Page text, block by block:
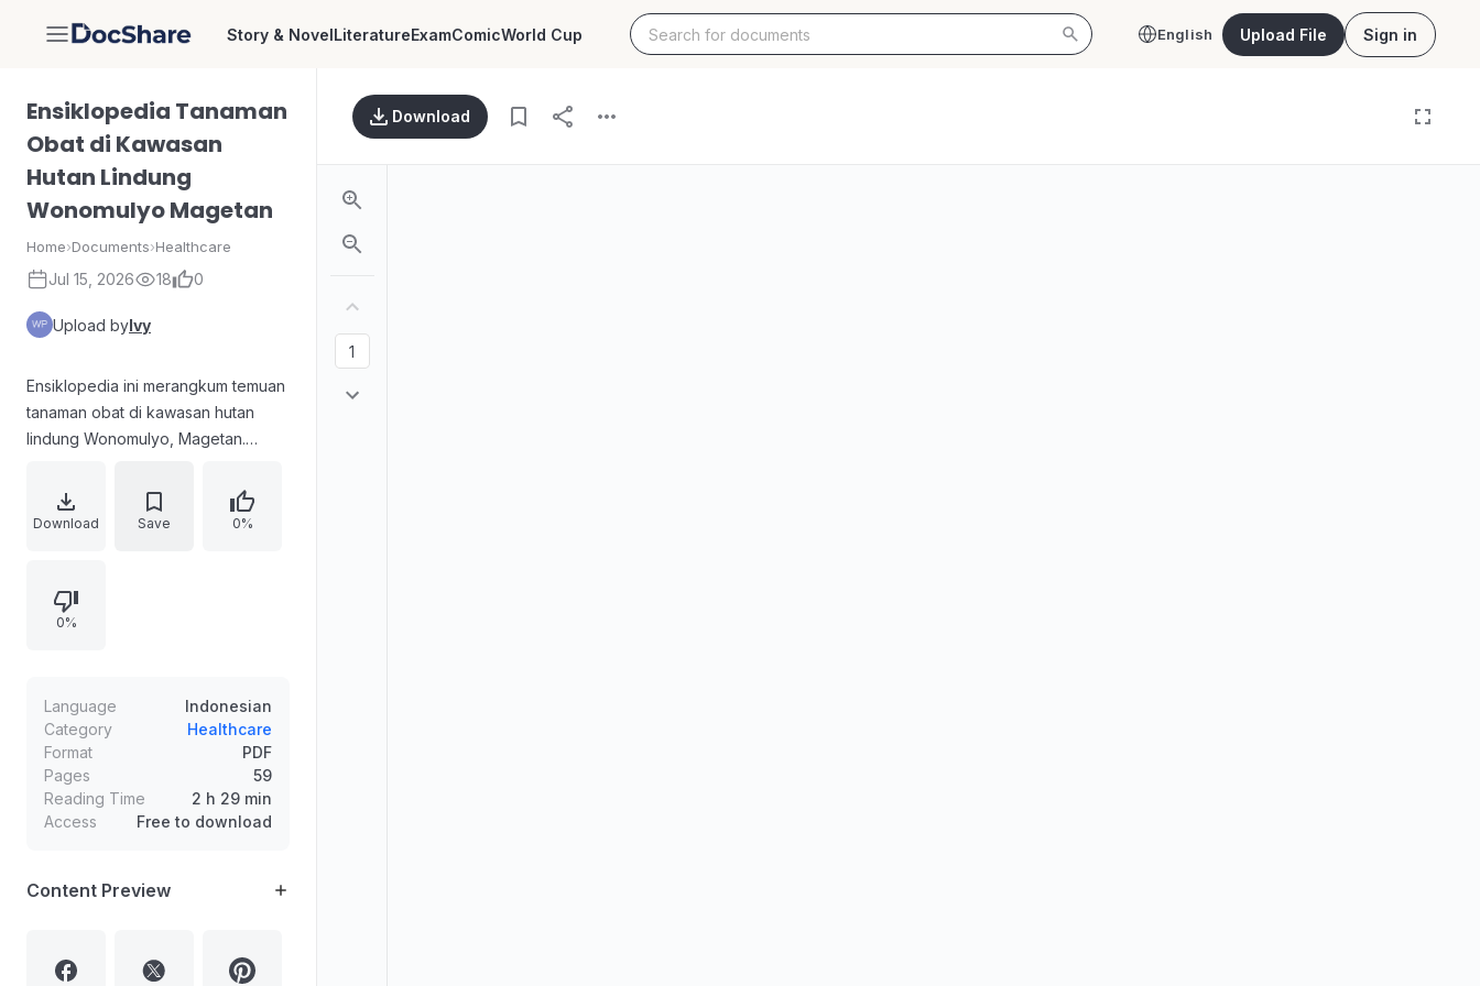
DocShare Story & NovelLiteratureExamComicWorld Cup English Upload File Sign in
Ensiklopedia Tanaman
Obat di Kawasan
Hutan Lindung
Wonomulyo Magetan
Home›Documents›Healthcare
Jul 15, 2026 18 0
Upload byIvy
Ensiklopedia ini merangkum temuan
tanaman obat di kawasan hutan
lindung Wonomulyo, Magetan.
spesies tanaman, disertai
penjelasan tanaman dan daftar
dan pohon. Disusun untuk
membantu pelajar, masyarakat,
manfaatnya.
Download Save 0%
0%
Language
Indonesian
Category
Healthcare
Format
PDF
Pages
59
Reading Time
2 h 29 min
Access
Free to download
Content Preview
Download